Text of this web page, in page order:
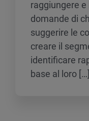
raggiungere e
domande di
suggerire le
creare il
identificare
base al loro […]